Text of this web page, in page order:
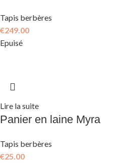
Tapis berbères
€249.00
Epuisé
Lire la suite
Panier en laine Myra
Tapis berbères
€25.00